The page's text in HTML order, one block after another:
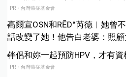
PR・台灣癌症基金會
高爾宣OSN和RĒD°芮德︱她曾
話改變了她！他告白老婆：照
伴侶和妳一起預防HPV，才有資
PR・台灣癌症基金會